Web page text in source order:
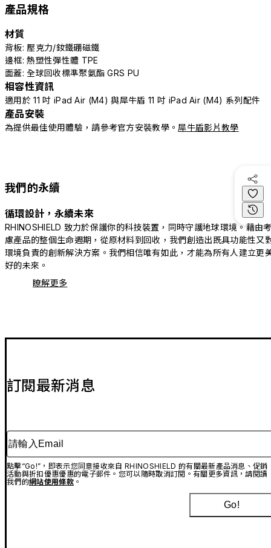
產品規格
材質
背板: 壓克力/釹鐵硼磁鐵
邊框: 熱塑性彈性體 TPE
面蓋: 全球回收標準聚氨酯 GRS PU
相容性資訊
適用於 11 吋 iPad Air (M4) 與犀牛盾 11 吋 iPad Air (M4) 系列配件
產品安裝
為提供最佳使用體驗，請參考官方安裝教學。 犀牛盾影片教學
我們的永續
循環設計，永續未來
RHINOSHIELD 致力於保護你的科技裝置，同時守護地球環境。藉由
慮產品的整個生命週期，從原材料到回收，我們創造出既具功能性又
環境負責的創新解決方案。我們相信唯有如此，才能為所有人建立更
好的未來。
瞭解更多
訂閱最新消息
請輸入Email
點擊“Go!”，即表示您同意接收來自 RHINOSHIELD 的有關最新產品消息、促銷
活動與折扣優惠優惠的電子郵件。您可以隨時取消訂閱。有關更多資訊，請閱讀
我們的網站使用條款。
Go!